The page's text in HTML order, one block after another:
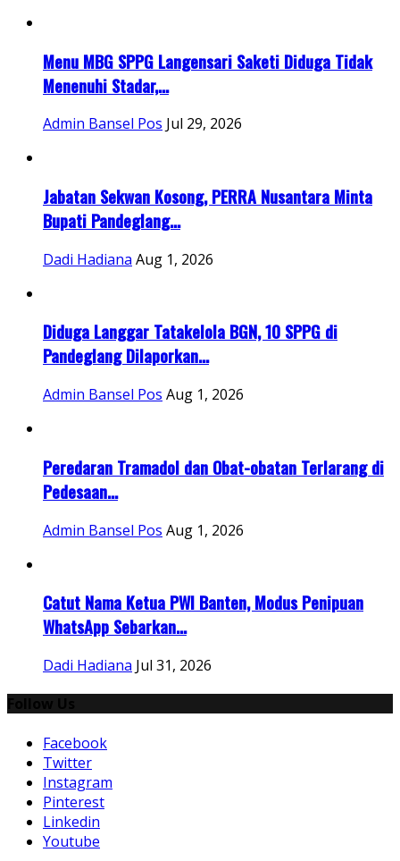
Menu MBG SPPG Langensari Saketi Diduga Tidak
Menenuhi Stadar,...
Admin Bansel Pos Jul 29, 2026
Jabatan Sekwan Kosong, PERRA Nusantara Minta
Bupati Pandeglang...
Dadi Hadiana Aug 1, 2026
Diduga Langgar Tatakelola BGN, 10 SPPG di
Pandeglang Dilaporkan...
Admin Bansel Pos Aug 1, 2026
Peredaran Tramadol dan Obat-obatan Terlarang di
Pedesaan...
Admin Bansel Pos Aug 1, 2026
Catut Nama Ketua PWI Banten, Modus Penipuan
WhatsApp Sebarkan...
Dadi Hadiana Jul 31, 2026
Facebook
Twitter
Instagram
Pinterest
Linkedin
Youtube